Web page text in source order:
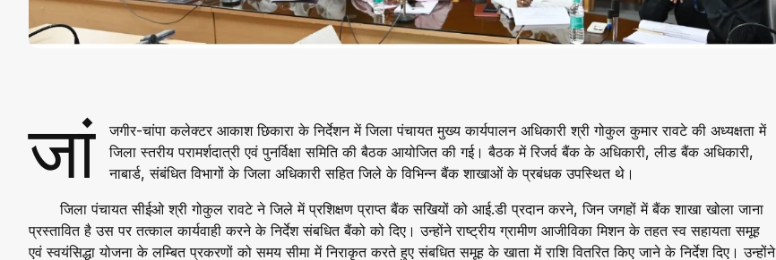
जां
जगीर-चांपा कलेक्टर आकाश छिकारा के निर्देशन में जिला पंचायत मुख्य कार्यपालन अधिकारी श्री गोकुल कुमार रावटे की अध्यक्षता में
जिला स्तरीय परामर्शदात्री एवं पुनर्विक्षा समिति की बैठक आयोजित की गई। बैठक में रिजर्व बैंक के अधिकारी, लीड बैंक अधिकारी,
नाबार्ड, संबंधित विभागों के जिला अधिकारी सहित जिले के विभिन्न बैंक शाखाओं के प्रबंधक उपस्थित थे।
जिला पंचायत सीईओ श्री गोकुल रावटे ने जिले में प्रशिक्षण प्राप्त बैंक सखियों को आई.डी प्रदान करने, जिन जगहों में बैंक शाखा खोला जाना
प्रस्तावित है उस पर तत्काल कार्यवाही करने के निर्देश संबधित बैंको को दिए। उन्होंने राष्ट्रीय ग्रामीण आजीविका मिशन के तहत स्व सहायता समूह
एवं स्वयंसिद्धा योजना के लम्बित प्रकरणों को समय सीमा में निराकृत करते हुए संबधित समूह के खाता में राशि वितरित किए जाने के निर्देश दिए। उन्होंने